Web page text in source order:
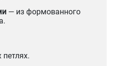
— из формованного